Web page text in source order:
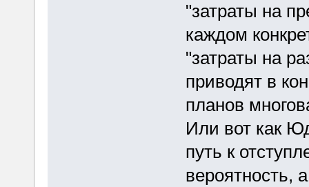
"затраты на
каждом
"затраты на
приводят в
планов
Или вот как
путь к
вероятность,